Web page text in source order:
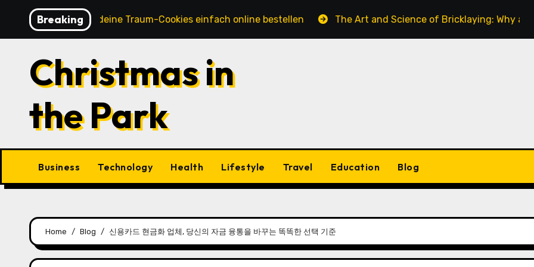
content
Breaking
kannst du deine Traum-Cookies einfach online bestellen The Art and Science of Bricklaying: Why a Skilled
Christmas in
the Park
Business Technology Health Lifestyle Travel Education Blog
Home Blog 신용카드 현금화 업체, 당신의 자금 융통을 바꾸는 똑똑한 선택 기준